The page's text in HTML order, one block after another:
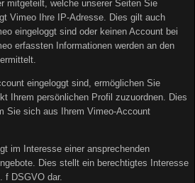
mitgeteilt, welche unserer Seiten Sie
Vimeo Ihre IP-Adresse. Dies gilt auch
eingeloggt sind oder keinen Account bei
erfassten Informationen werden an den
eingeloggt sind, ermöglichen Sie
Ihrem persönlichen Profil zuzuordnen. Dies
Sie sich aus Ihrem Vimeo-Account
im Interesse einer ansprechenden
Dies stellt ein berechtigtes Interesse
f DSGVO dar.